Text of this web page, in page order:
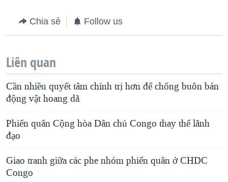
Chia sẻ Follow us
Liên quan
Cần nhiều quyết tâm chính trị hơn để chống buôn bán
động vật hoang dã
Phiến quân Cộng hòa Dân chủ Congo thay thế lãnh
đạo
Giao tranh giữa các phe nhóm phiến quân ở CHDC
Congo